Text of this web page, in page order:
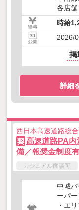
各店舗
時給
2026/
掲
詳細
西日本高速道路総
契 高速道路PA内
備／報奨金制度
カジュアル面談可
中城
ーパー
・エ